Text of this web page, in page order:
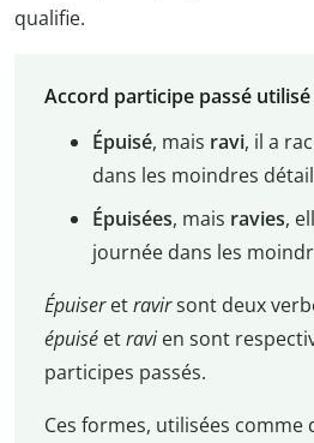
qualifie.
Accord participe passé
Épuisé, mais ravi, il a
dans les moindres
Épuisées, mais ravies,
journée dans les
Épuiseretravirsont deux
épuiséetravien sont
participes passés.
Ces formes, utilisées comme